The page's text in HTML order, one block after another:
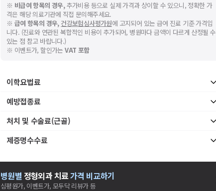
※ 비급여 항목의 경우,추가비용 등으로 실제 가격과 상이할 수 있으니, 정확한 가
격은 해당 의료기관에 직접 문의해주세요.
※ 급여 항목의 경우, 건강보험심사평가원에 고지되어 있는 급여 진료 기준 가격입
니다. (진료와 연관된 복합적인 비용이 추가되어, 병원마다 금액이 다르게 산정될 수
있는 점 참고 바랍니다.)
※ 이벤트가, 할인가는VAT 포함
이학요법료
예방접종료
처치 및 수술료(근골)
제증명수수료
병원별 정형외과치료가격 비교하기
심평원가, 이벤트가, 모두닥 리뷰가 등